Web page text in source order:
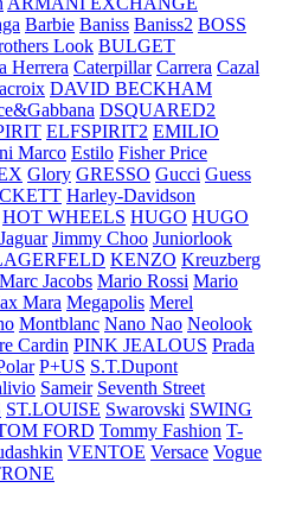
Barbie Baniss Baniss2 BOSS
Look BULGET
Herrera Caterpillar Carrera Cazal
DAVID BECKHAM
DSQUARED2
ELFSPIRIT2 EMILIO
Marco Estilo Fisher Price
Glory GRESSO Gucci Guess
Harley-Davidson
HOT WHEELS HUGO HUGO
Jaguar Jimmy Choo Juniorlook
KENZO Kreuzberg
Marc Jacobs Mario Rossi Mario
Mara Megapolis Merel
Montblanc Nano Nao Neolook
Cardin PINK JEALOUS Prada
P+US S.T.Dupont
Sameir Seventh Street
ST.LOUISE Swarovski SWING
FORD Tommy Fashion T-
VENTOE Versace Vogue